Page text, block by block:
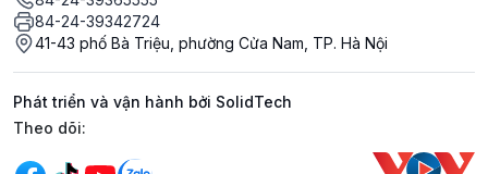
84-24-39342724
41-43 phố Bà Triệu, phường Cửa Nam, TP. Hà Nội
Phát triển và vận hành bởi SolidTech
Mạng xã hội
Theo dõi: